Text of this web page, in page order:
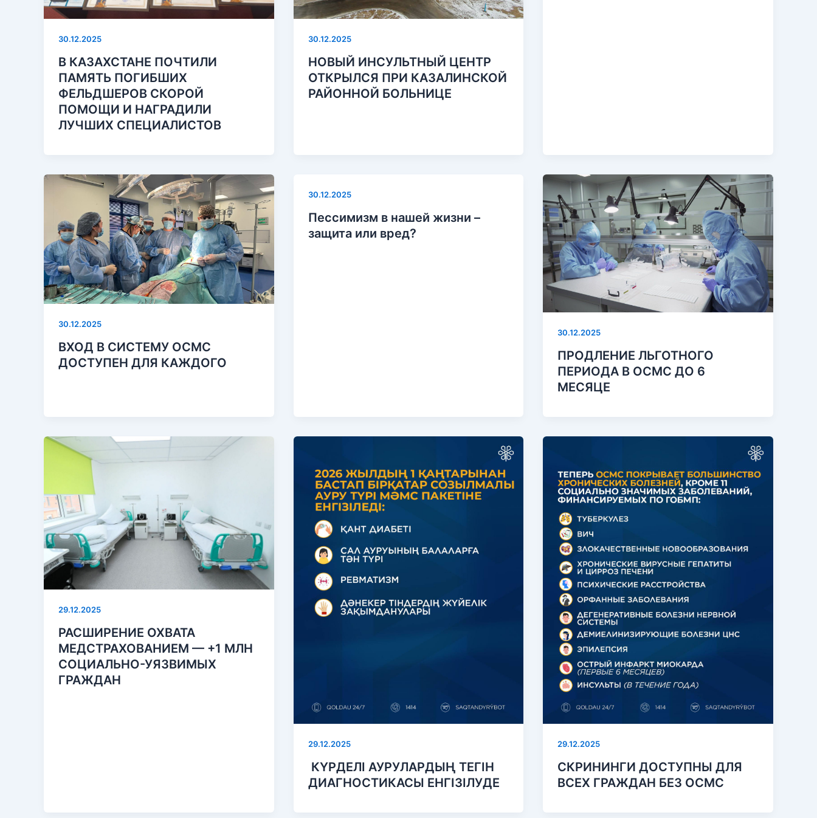
30.12.2025
В КАЗАХСТАНЕ ПОЧТИЛИ
ПАМЯТЬ ПОГИБШИХ
ФЕЛЬДШЕРОВ СКОРОЙ
ПОМОЩИ И НАГРАДИЛИ
ЛУЧШИХ СПЕЦИАЛИСТОВ
30.12.2025
НОВЫЙ ИНСУЛЬТНЫЙ ЦЕНТР
ОТКРЫЛСЯ ПРИ КАЗАЛИНСКОЙ
РАЙОННОЙ БОЛЬНИЦЕ
30.12.2025
ВХОД В СИСТЕМУ ОСМС
ДОСТУПЕН ДЛЯ КАЖДОГО
30.12.2025
Пессимизм в нашей жизни –
защита или вред?
30.12.2025
ПРОДЛЕНИЕ ЛЬГОТНОГО
ПЕРИОДА В ОСМС ДО 6
МЕСЯЦЕ
29.12.2025
РАСШИРЕНИЕ ОХВАТА
МЕДСТРАХОВАНИЕМ — +1 МЛН
СОЦИАЛЬНО-УЯЗВИМЫХ
ГРАЖДАН
29.12.2025
КҮРДЕЛІ АУРУЛАРДЫҢ ТЕГІН
ДИАГНОСТИКАСЫ ЕНГІЗІЛУДЕ
29.12.2025
СКРИНИНГИ ДОСТУПНЫ ДЛЯ
ВСЕХ ГРАЖДАН БЕЗ ОСМС